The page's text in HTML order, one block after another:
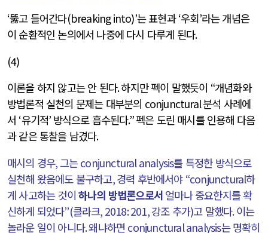
‘뚫고 들어간다(breaking into)’는 표현과‘우회’라는 개념은
이 순환적인 논의에서 나중에 다시 다루게 된다.
(4)
이론을 하지 않고는 안 된다.하지만 펙이 말했듯이 “개념화와
방법론적 실천의 문제는 대부분의 conjunctural분석 사례에
서 ‘유기적’ 방식으로 흡수된다.”펙은 도린 매시를 인용해 다음
과 같은 통찰을 남겼다.
매시의 경우,그는conjunctural analysis를 특정한 방식으로
실천해 왔음에도 불구하고,경력 후반에서야 “conjunctural하
게 사고하는 것이 하나의 방법론으로서 얼마나 중요한지를 확
신하게 되었다”(클라크, 2018: 201,강조 추가)고 말했다.이는
놀라운 일이 아니다.왜냐하면 conjunctural analysis는 명확히